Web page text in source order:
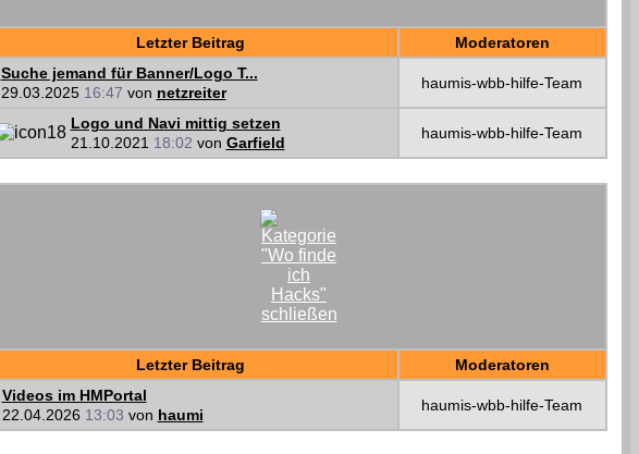
Letzter Beitrag Moderatoren
Suche jemand für Banner/Logo T...
29.03.2025 16:47 von netzreiter
haumis-wbb-hilfe-Team
Logo und Navi mittig setzen
21.10.2021 18:02 von Garfield
haumis-wbb-hilfe-Team
Letzter Beitrag Moderatoren
Videos im HMPortal
22.04.2026 13:03 von haumi
haumis-wbb-hilfe-Team